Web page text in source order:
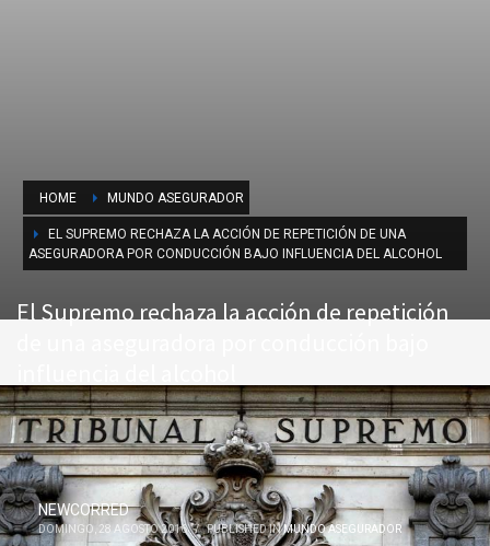
HOME MUNDO ASEGURADOR
EL SUPREMO RECHAZA LA ACCIÓN DE REPETICIÓN DE UNA
ASEGURADORA POR CONDUCCIÓN BAJO INFLUENCIA DEL ALCOHOL
El Supremo rechaza la acción de repetición
NEWCORRED
DOMINGO, 28 AGOSTO 2016 / PUBLISHED INMUNDO ASEGURADOR